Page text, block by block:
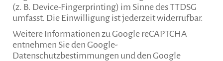
(z. B. Device-Fingerprinting) im Sinne des TTDSG
umfasst. Die Einwilligung ist jederzeit widerrufbar.
Weitere Informationen zu Google reCAPTCHA
entnehmen Sie den Google-
Datenschutzbestimmungen und den Google